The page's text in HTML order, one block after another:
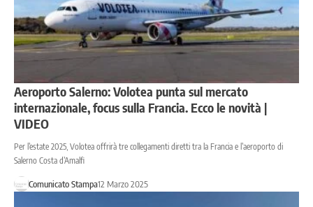
Aeroporto Salerno: Volotea punta sul mercato
internazionale, focus sulla Francia. Ecco le novità |
VIDEO
Per l’estate 2025, Volotea offrirà tre collegamenti diretti tra la Francia e l’aeroporto di
Salerno Costa d’Amalfi
Comunicato Stampa12 Marzo 2025